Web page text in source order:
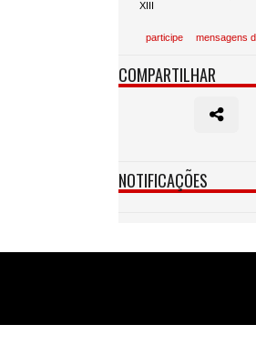
participe mensagens
COMPARTILHAR
NOTIFICAÇÕES